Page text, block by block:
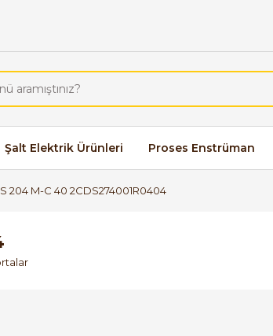
Şalt Elektrik Ürünleri Proses Enstrüman
204 M-C 40 2CDS274001R0404